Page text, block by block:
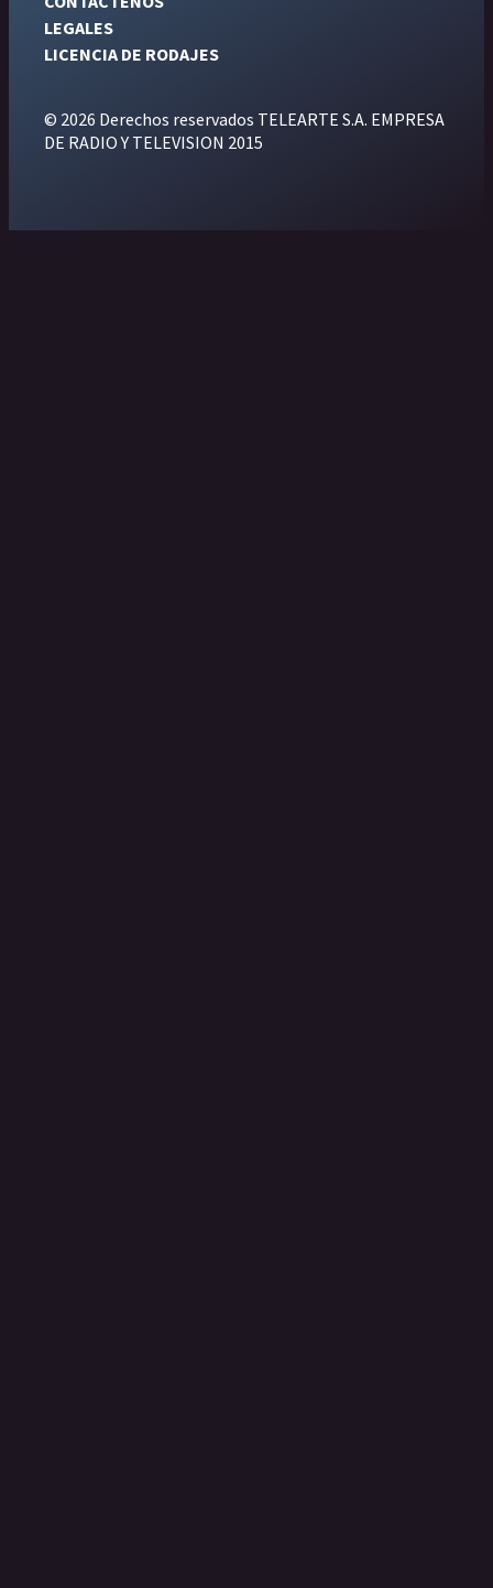
LEGALES
LICENCIA DE RODAJES
© 2026 Derechos reservados TELEARTE S.A. EMPRESA
DE RADIO Y TELEVISION 2015